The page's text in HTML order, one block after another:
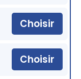
Choisir
Choisir